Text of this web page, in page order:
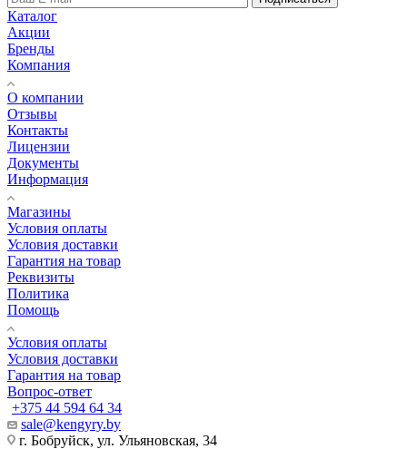
Каталог
Акции
Бренды
Компания
О компании
Отзывы
Контакты
Лицензии
Документы
Информация
Магазины
Условия оплаты
Условия доставки
Гарантия на товар
Реквизиты
Политика
Помощь
Условия оплаты
Условия доставки
Гарантия на товар
Вопрос-ответ
+375 44 594 64 34
sale@kengyry.by
г. Бобруйск, ул. Ульяновская, 34